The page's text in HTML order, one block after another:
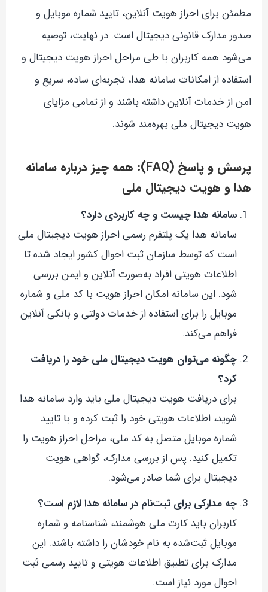
مطمئن برای احراز هویت آنلاین، تایید شماره موبایل و
صدور مدارک قانونی دیجیتال است. در نهایت، توصیه
می‌شود همه کاربران با طی مراحل احراز هویت دیجیتال و
استفاده از امکانات سامانه هدا، تجربه‌ای ساده، سریع و
امن از خدمات آنلاین داشته باشند و از تمامی مزایای
هویت دیجیتال ملی بهره‌مند شوند.
پرسش و پاسخ (FAQ): همه چیز درباره سامانه
هدا و هویت دیجیتال ملی
سامانه هدا چیست و چه کاربردی دارد؟
سامانه هدا یک پلتفرم رسمی احراز هویت دیجیتال ملی
است که توسط سازمان ثبت احوال کشور ایجاد شده تا
اطلاعات هویتی افراد به‌صورت آنلاین و ایمن بررسی
شود. این سامانه امکان احراز هویت با کد ملی و شماره
موبایل را برای استفاده از خدمات دولتی و بانکی آنلاین
فراهم می‌کند.
چگونه می‌توان هویت دیجیتال ملی خود را دریافت
کرد؟
برای دریافت هویت دیجیتال ملی باید وارد سامانه هدا
شوید، اطلاعات هویتی خود را ثبت کرده و با تایید
شماره موبایل متصل به کد ملی، مراحل احراز هویت را
تکمیل کنید. پس از بررسی مدارک، گواهی هویت
دیجیتال برای شما صادر می‌شود.
چه مدارکی برای ثبت‌نام در سامانه هدا لازم است؟
کاربران باید کارت ملی هوشمند، شناسنامه و شماره
موبایل ثبت‌شده به نام خودشان را داشته باشند. این
مدارک برای تطبیق اطلاعات هویتی و تایید رسمی ثبت
احوال مورد نیاز است.